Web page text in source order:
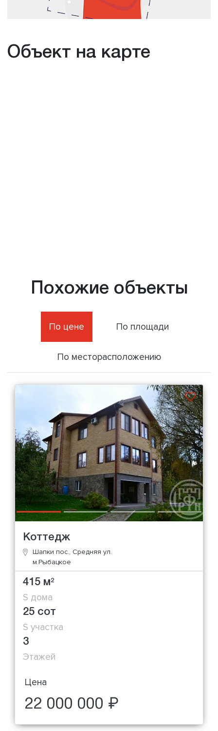
Объект на карте
Похожие объекты
По цене По площади
По месторасположению
Коттедж
Шапки пос., Средняя ул.
м.Рыбацкое
415 м2
S дома
25 сот
S участка
3
Этажей
Цена
22 000 000 ₽